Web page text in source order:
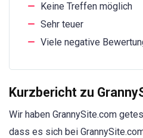
Keine Treffen möglich
Sehr teuer
Viele negative
Kurzbericht zu
Wir haben GrannySite.com
dass es sich bei